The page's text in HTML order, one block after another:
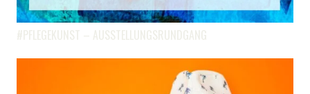
#PFLEGEKUNST – AUSSTELLUNGSRUNDGANG